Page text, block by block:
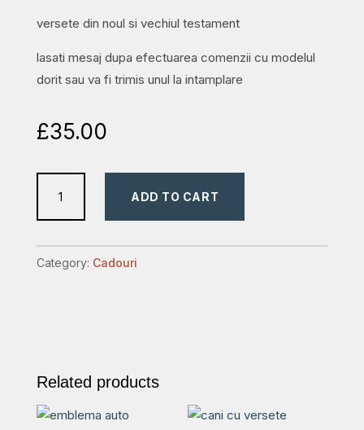
versete din noul si vechiul testament
lasati mesaj dupa efectuarea comenzii cu modelul
dorit sau va fi trimis unul la intamplare
£35.00
versete
quantity
ADD TO CART
Category: Cadouri
Related products